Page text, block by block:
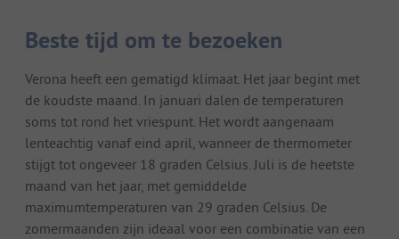
Beste tijd om te bezoeken
Verona heeft een gematigd klimaat. Het jaar begint met
de koudste maand. In januari dalen de temperaturen
soms tot rond het vriespunt. Het wordt aangenaam
lenteachtig vanaf eind april, wanneer de thermometer
stijgt tot ongeveer 18 graden Celsius. Juli is de heetste
maand van het jaar, met gemiddelde
maximumtemperaturen van 29 graden Celsius. De
zomermaanden zijn ideaal voor een combinatie van een